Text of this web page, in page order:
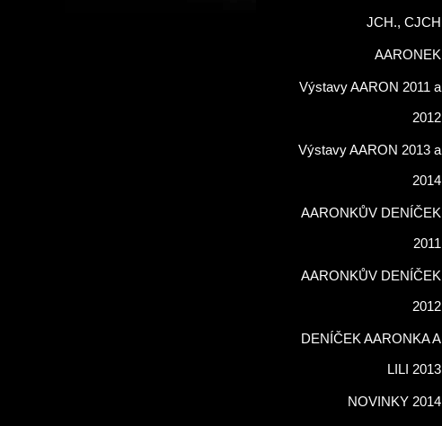
JCH., CJCH
AARONEK
Výstavy AARON 2011 a
2012
Výstavy AARON 2013 a
2014
AARONKŮV DENÍČEK
2011
AARONKŮV DENÍČEK
2012
DENÍČEK AARONKA A
LILI 2013
NOVINKY 2014